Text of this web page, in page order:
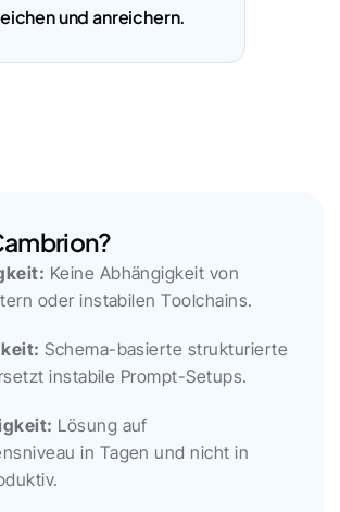
und anreichern.
Keine Abhängigkeit von
oder instabilen Toolchains.
Schema-basierte strukturierte
instabile Prompt-Setups.
Lösung auf
in Tagen und nicht in